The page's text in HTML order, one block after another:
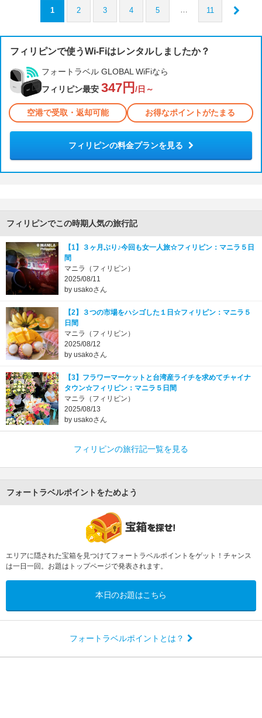
1 2 3 4 5 11
フィリピンで使うWi-Fiはレンタルしましたか？
フォートラベル GLOBAL WiFiなら
フィリピン最安 347円 /日～
空港で受取・返却可能 お得なポイントがたまる
フィリピンの料金プランを見る
フィリピンでこの時期人気の旅行記
【1】３ヶ月ぶり♪今回も女一人旅☆フィリピン：マニラ５日
間
マニラ（フィリピン）
2025/08/11
by usakoさん
【2】３つの市場をハシゴした１日☆フィリピン：マニラ５
日間
マニラ（フィリピン）
2025/08/12
by usakoさん
【3】フラワーマーケットと台湾産ライチを求めてチャイナ
タウン☆フィリピン：マニラ５日間
マニラ（フィリピン）
2025/08/13
by usakoさん
フィリピンの旅行記一覧を見る
フォートラベルポイントをためよう
エリアに隠された宝箱を見つけてフォートラベルポイントをゲット！チャンス
は一日一回。お題はトップページで発表されます。
本日のお題はこちら
フォートラベルポイントとは？